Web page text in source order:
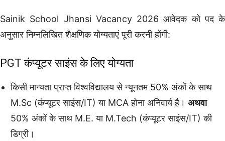
Sainik School Jhansi Vacancy 2026 आवेदक को पद के
अनुसार निम्नलिखित शैक्षणिक योग्यताएं पूरी करनी होंगी:
PGT कंप्यूटर साइंस के लिए योग्यता
किसी मान्यता प्राप्त विश्वविद्यालय से न्यूनतम 50% अंकों के साथ
M.Sc (कंप्यूटर साइंस/IT) या MCA होना अनिवार्य है। अथवा
50% अंकों के साथ M.E. या M.Tech (कंप्यूटर साइंस/IT) की
डिग्री।